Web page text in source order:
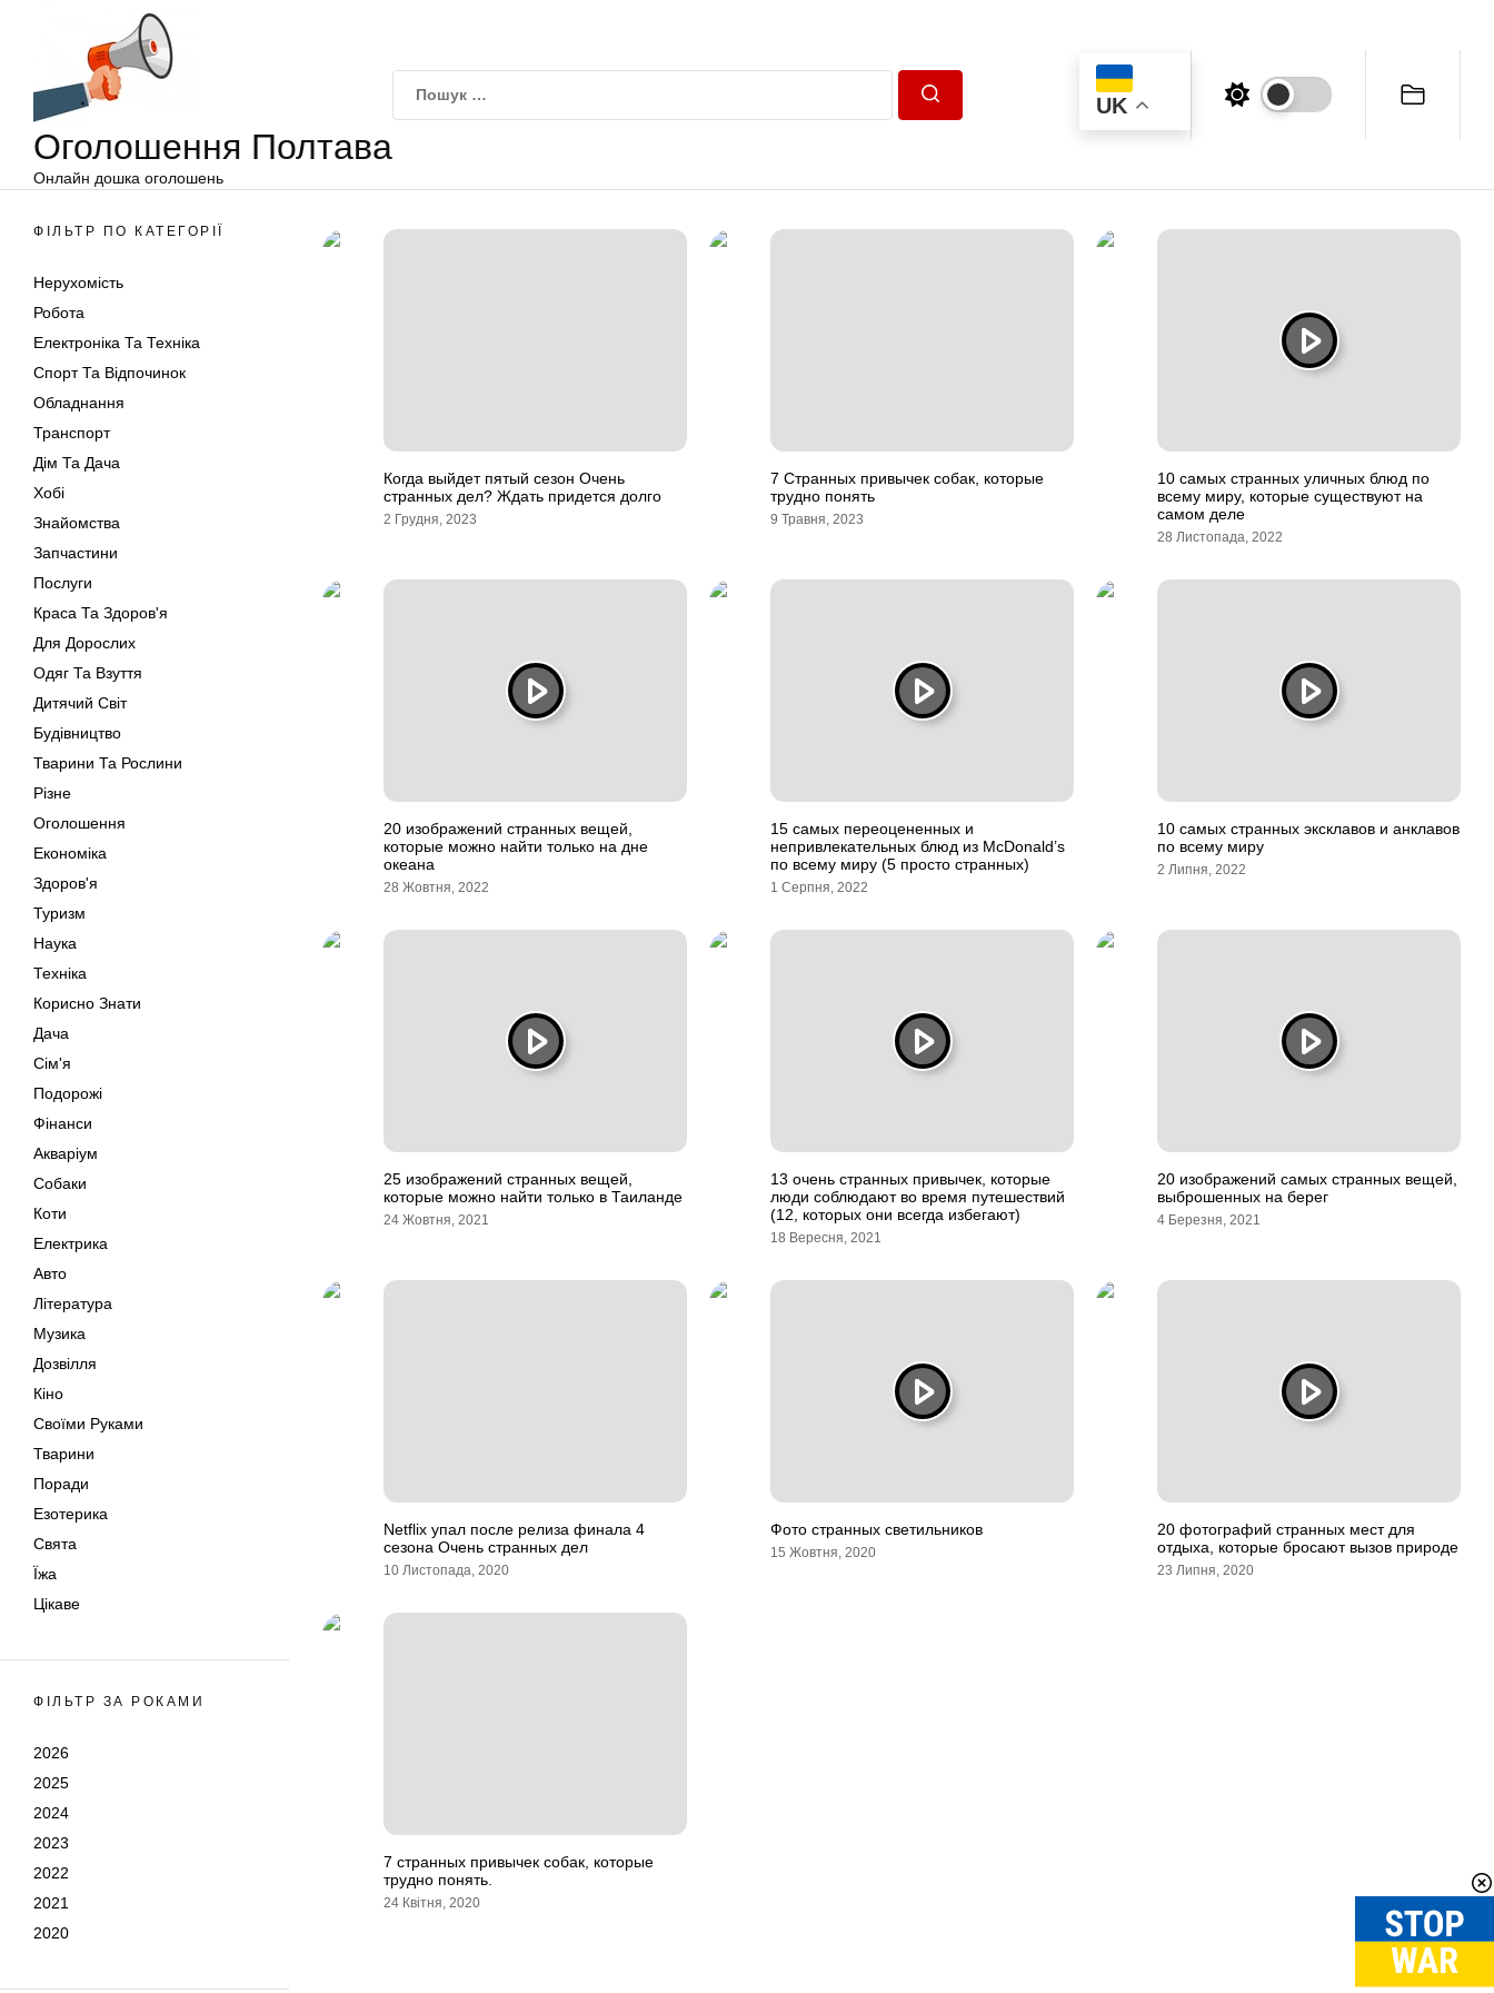
Оголошення Полтава
Онлайн дошка оголошень
UK
ФІЛЬТР ПО КАТЕГОРІЇ
Нерухомість
Робота
Електроніка Та Техніка
Спорт Та Відпочинок
Обладнання
Транспорт
Дім Та Дача
Хобі
Знайомства
Запчастини
Послуги
Краса Та Здоров'я
Для Дорослих
Одяг Та Взуття
Дитячий Світ
Будівництво
Тварини Та Рослини
Різне
Оголошення
Економіка
Здоров'я
Туризм
Наука
Техніка
Корисно Знати
Дача
Сім'я
Подорожі
Фінанси
Акваріум
Собаки
Коти
Електрика
Авто
Література
Музика
Дозвілля
Кіно
Своїми Руками
Тварини
Поради
Езотерика
Свята
Їжа
Цікаве
ФІЛЬТР ЗА РОКАМИ
2026
2025
2024
2023
2022
2021
2020
Когда выйдет пятый сезон Очень
странных дел? Ждать придется долго
2 Грудня, 2023
7 Странных привычек собак, которые
трудно понять
9 Травня, 2023
10 самых странных уличных блюд по
всему миру, которые существуют на
самом деле
28 Листопада, 2022
20 изображений странных вещей,
которые можно найти только на дне
океана
28 Жовтня, 2022
15 самых переоцененных и
непривлекательных блюд из McDonald’s
по всему миру (5 просто странных)
1 Серпня, 2022
10 самых странных эксклавов и анклавов
по всему миру
2 Липня, 2022
25 изображений странных вещей,
которые можно найти только в Таиланде
24 Жовтня, 2021
13 очень странных привычек, которые
люди соблюдают во время путешествий
(12, которых они всегда избегают)
18 Вересня, 2021
20 изображений самых странных вещей,
выброшенных на берег
4 Березня, 2021
Netflix упал после релиза финала 4
сезона Очень странных дел
10 Листопада, 2020
Фото странных светильников
15 Жовтня, 2020
20 фотографий странных мест для
отдыха, которые бросают вызов природе
23 Липня, 2020
7 странных привычек собак, которые
трудно понять.
24 Квітня, 2020